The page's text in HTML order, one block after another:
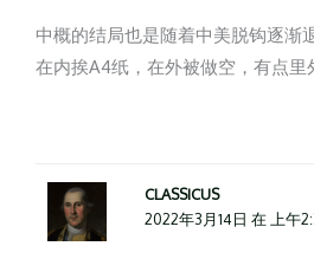
中概的结局也是随着中美脱钩逐渐
在内挨A4纸，在外被做空，有点里
CLASSICUS
2022年3月14日 在 上午